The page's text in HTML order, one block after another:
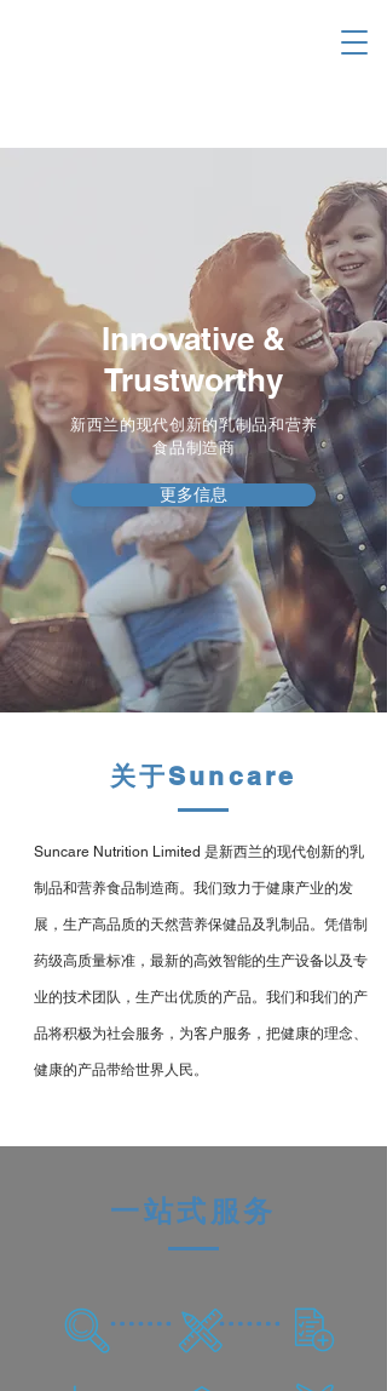
Innovative &
Trustworthy
新西兰的现代创新的乳制品和营养
食品制造商
更多信息
一站式服务
关于Suncare
Suncare Nutrition Limited 是新西兰的现代创新的乳
制品和营养食品制造商。我们致力于健康产业的发
展，生产高品质的天然营养保健品及乳制品。凭借制
药级高质量标准，最新的高效智能的生产设备以及专
业的技术团队，生产出优质的产品。我们和我们的产
品将积极为社会服务，为客户服务，把健康的理念、
健康的产品带给世界人民。